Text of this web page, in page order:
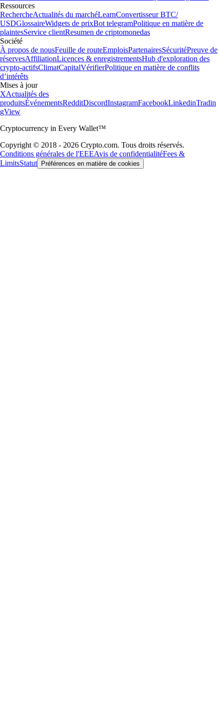
Ressources
RechercheActualités du marchéLearnConvertisseur BTC/
USDGlossaireWidgets de prixBot telegramPolitique en matière de
plaintesService clientResumen de criptomonedas
Société
À propos de nousFeuille de routeEmploisPartenairesSécuritéPreuve de
réservesAffiliationLicences & enregistrementsHub d'exploration des
crypto-actifsClimatCapitalVérifierPolitique en matière de conflits
d’intérêts
Mises à jour
XActualités des
produitsÉvénementsRedditDiscordInstagramFacebookLinkedinTradin
gView
Cryptocurrency in Every Wallet™
Copyright © 2018 - 2026 Crypto.com. Tous droits réservés.
Conditions générales de l'EEEAvis de confidentialitéFees &
LimitsStatut Préférences en matière de cookies